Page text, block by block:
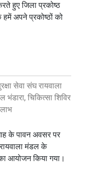
हुए जिला प्रकोष्ठ
अपने प्रकोष्ठों को
सेवा संघ रायवाला
भंडारा, चिकित्सा शिविर
के पावन अवसर पर
मंडल के
आयोजन किया गया।